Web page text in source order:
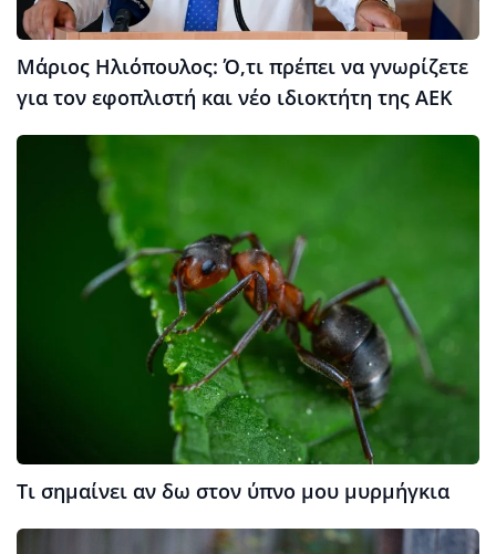
Μάριος Ηλιόπουλος: Ό,τι πρέπει να γνωρίζετε
για τον εφοπλιστή και νέο ιδιοκτήτη της ΑΕΚ
Τι σημαίνει αν δω στον ύπνο μου μυρμήγκια